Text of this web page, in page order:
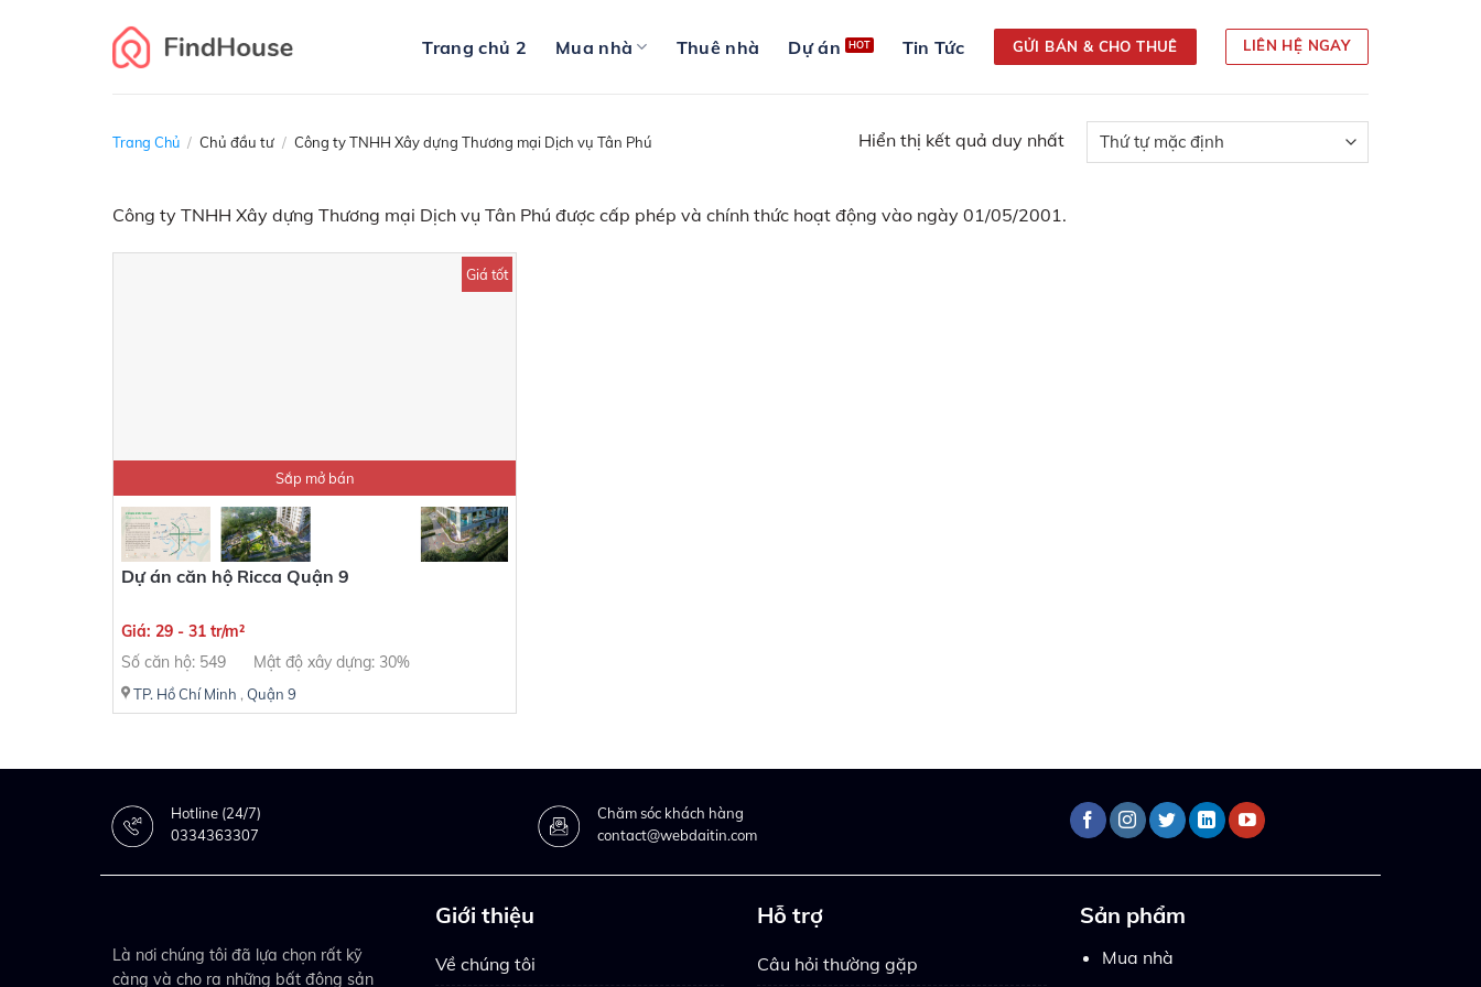
Trang chủ 2 Mua nhà Thuê nhà Dự án Tin Tức GỬI BÁN & CHO THUÊ LIÊN HỆ NGAY
Trang Chủ / Chủ đầu tư / Công ty TNHH Xây dựng Thương mại Dịch vụ Tân Phú Hiển thị kết quả duy nhất
Công ty TNHH Xây dựng Thương mại Dịch vụ Tân Phú được cấp phép và chính thức hoạt động vào ngày 01/05/2001.
Giá tốt
Sắp mở bán
Dự án căn hộ Ricca Quận 9
Giá: 29 - 31 tr/m²
Số căn hộ: 549
Mật độ xây dựng: 30%
TP. Hồ Chí Minh , Quận 9
Hotline (24/7)
0334363307
Chăm sóc khách hàng
contact@webdaitin.com
Là nơi chúng tôi đã lựa chọn rất kỹ
càng và cho ra những bất động sản
Giới thiệu
Về chúng tôi
Hỗ trợ
Câu hỏi thường gặp
Sản phẩm
Mua nhà